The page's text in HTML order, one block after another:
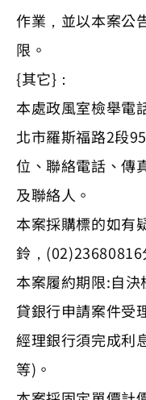
作業，並以本案公
限。
{其它}：
本處政風室檢舉電
北市羅斯福路2段
位、聯絡電話、傳
及聯絡人。
本案採購標的如有
鈴，(02)23680816
本案履約期限:自
貸銀行申請案件受
經理銀行須完成利
等)。